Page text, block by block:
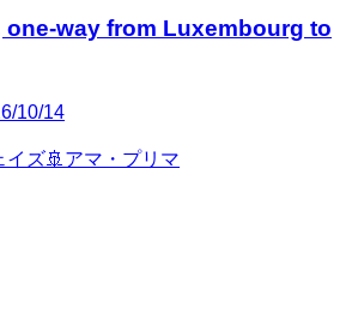
one-way from Luxembourg to
10/14
イズ🚢 アマ・プリマ